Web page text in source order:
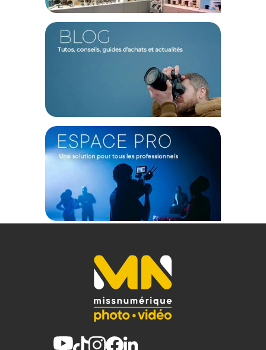
relais situé en France continentale uniquement, valable uniquement
sur les produits de moins de 1m et moins de 20Kg.
(2) Nombre de points Fidélité estimés, hors remises au panier, basé
sur le prix TTC en €, les points seront effectivement calculés dans le